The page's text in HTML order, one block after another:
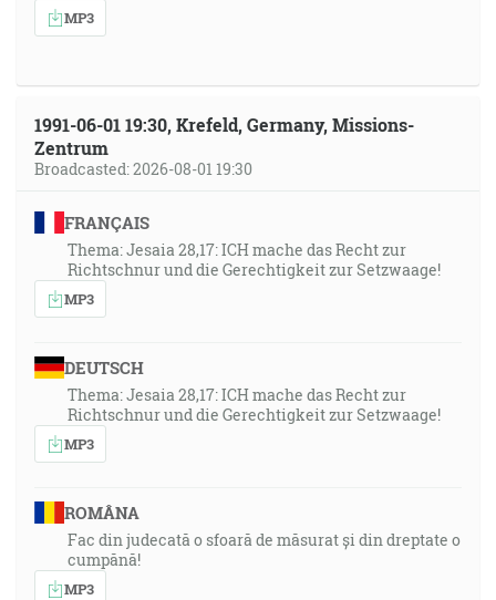
MP3
1991-06-01 19:30, Krefeld, Germany, Missions-
Zentrum
Broadcasted: 2026-08-01 19:30
FRANÇAIS
Thema: Jesaia 28,17: ICH mache das Recht zur
Richtschnur und die Gerechtigkeit zur Setzwaage!
MP3
DEUTSCH
Thema: Jesaia 28,17: ICH mache das Recht zur
Richtschnur und die Gerechtigkeit zur Setzwaage!
MP3
ROMÂNA
Fac din judecată o sfoară de măsurat și din dreptate o
cumpănă!
MP3